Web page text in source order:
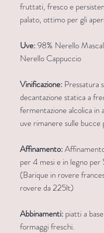
fruttati, fresco e
palato, ottimo per gli
Uve:98% Nerello
Nerello Cappuccio
Vinificazione: Pressatura
decantazione statica a
fermentazione alcolica in
uve rimanere sulle bucce
Affinamento:
per 4 mesi e in legno per
(Barique in rovere
rovere da 225lt)
Abbinamenti: piatti a
formaggi freschi.